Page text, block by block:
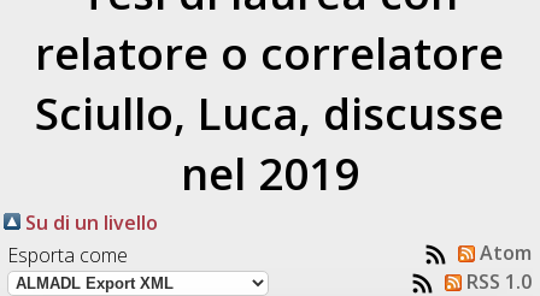
relatore o correlatore
Sciullo, Luca, discusse
nel 2019
Su di un livello
Esporta come
Atom
RSS 1.0